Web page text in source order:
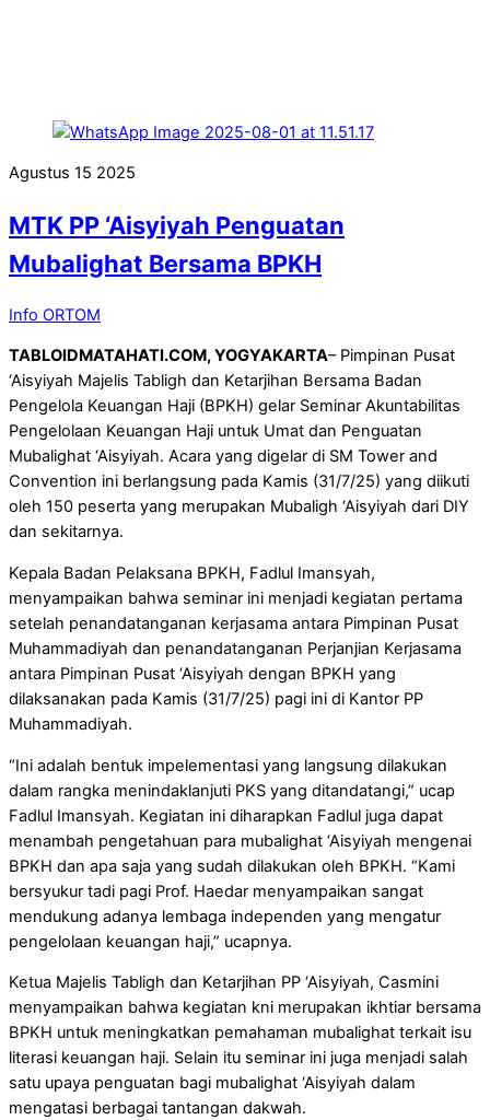
Agustus 15 2025
MTK PP ‘Aisyiyah Penguatan
Mubalighat Bersama BPKH
Info ORTOM
TABLOIDMATAHATI.COM, YOGYAKARTA– Pimpinan Pusat
‘Aisyiyah Majelis Tabligh dan Ketarjihan Bersama Badan
Pengelola Keuangan Haji (BPKH) gelar Seminar Akuntabilitas
Pengelolaan Keuangan Haji untuk Umat dan Penguatan
Mubalighat ‘Aisyiyah. Acara yang digelar di SM Tower and
Convention ini berlangsung pada Kamis (31/7/25) yang diikuti
oleh 150 peserta yang merupakan Mubaligh ‘Aisyiyah dari DIY
dan sekitarnya.
Kepala Badan Pelaksana BPKH, Fadlul Imansyah,
menyampaikan bahwa seminar ini menjadi kegiatan pertama
setelah penandatanganan kerjasama antara Pimpinan Pusat
Muhammadiyah dan penandatanganan Perjanjian Kerjasama
antara Pimpinan Pusat ‘Aisyiyah dengan BPKH yang
dilaksanakan pada Kamis (31/7/25) pagi ini di Kantor PP
Muhammadiyah.
“Ini adalah bentuk impelementasi yang langsung dilakukan
dalam rangka menindaklanjuti PKS yang ditandatangi,” ucap
Fadlul Imansyah. Kegiatan ini diharapkan Fadlul juga dapat
menambah pengetahuan para mubalighat ‘Aisyiyah mengenai
BPKH dan apa saja yang sudah dilakukan oleh BPKH. “Kami
bersyukur tadi pagi Prof. Haedar menyampaikan sangat
mendukung adanya lembaga independen yang mengatur
pengelolaan keuangan haji,” ucapnya.
Ketua Majelis Tabligh dan Ketarjihan PP ‘Aisyiyah, Casmini
menyampaikan bahwa kegiatan kni merupakan ikhtiar bersama
BPKH untuk meningkatkan pemahaman mubalighat terkait isu
literasi keuangan haji. Selain itu seminar ini juga menjadi salah
satu upaya penguatan bagi mubalighat ‘Aisyiyah dalam
mengatasi berbagai tantangan dakwah.